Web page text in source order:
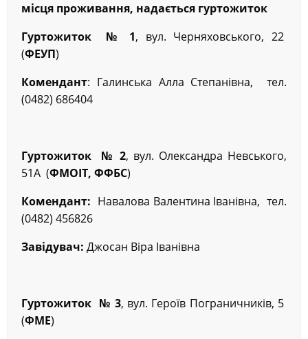
місця проживання, надається гуртожиток
Гуртожиток № 1, вул. Черняховського, 22
(ФЕУП)
Комендант: Галинська Алла Степанівна, тел.
(0482) 686404
Гуртожиток № 2, вул. Олександра Невського,
51А (ФМОІТ, ФФБС)
Комендант: Навалова Валентина Іванівна, тел.
(0482) 456826
Завідувач: Джосан Віра Іванівна
Гуртожиток № 3, вул. Героїв Пограничників, 5
(ФМЕ)